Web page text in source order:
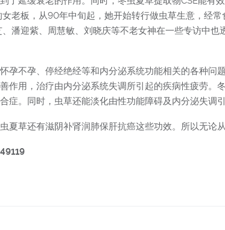
老板，从90年中旬起，她开始转行做虫草生意，经
潘迎紫、周慧敏、刘晓庆等不老女神在一些专访中也
孕不孕、停经绝经等和内分泌系统功能相关的各种
作用，治疗由内分泌系统失调所引起的疾病性疲劳
症。同时，虫草还能淡化由性功能障碍及内分泌失调
夏草还有滋阴补肾润肺保肝抗癌这些功效。所以无论